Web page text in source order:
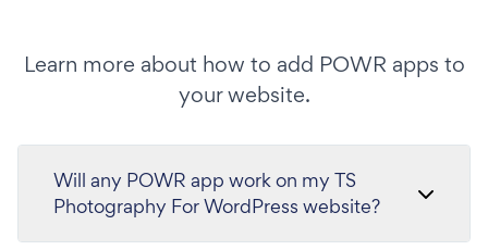
Learn more about how to add POWR apps to
your website.
Will any POWR app work on my TS
Photography For WordPress website?